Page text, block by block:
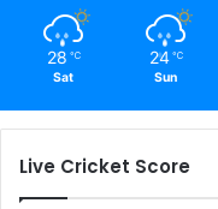
28 ℃
Sat
24 ℃
Sun
Live Cricket Score